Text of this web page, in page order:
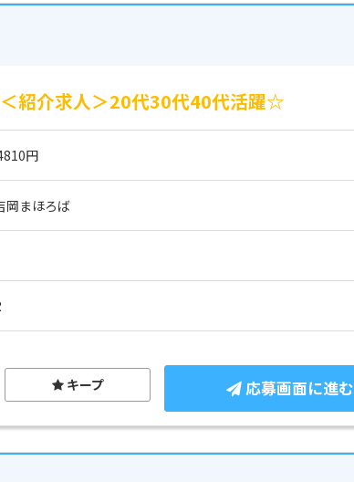
紹介求人＞20代30代40代活躍☆
円
岡まほろば
応募画面に進む
キープ